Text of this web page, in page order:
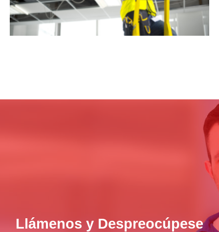
Llámenos y Despreocúpese